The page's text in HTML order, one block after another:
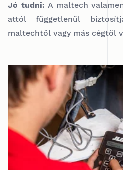
Jó tudni:A maltech
attól függetlenül
maltechtől vagy más cégtől